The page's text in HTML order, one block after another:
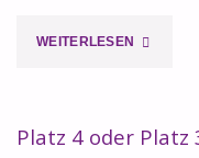
WEITERLESEN
Platz 4 oder Platz